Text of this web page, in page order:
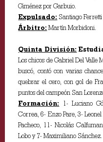
Giménez por Garbuio.
Expulsado: Santiago
Árbitro: Martín Morbidoni.
Quinta División:
Los chicos de Gabriel Del Valle
buscó, contó con varias
quebrar el cero, con gol de
puntos del campeón San
Formación: 1- Luciano
Correa, 6- Enzo Pare, 3-
Pacheco, 11- Nicolás
Lobo y 7- Maximiliano Sánchez.